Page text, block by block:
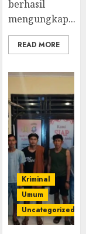
berhasil
mengungkap...
READ MORE
Kriminal
Umum
Uncategorized